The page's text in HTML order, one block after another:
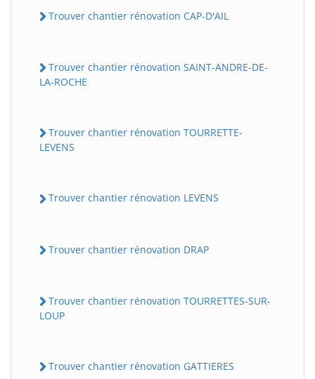
Trouver chantier rénovation CAP-D'AIL
Trouver chantier rénovation SAINT-ANDRE-DE-
LA-ROCHE
Trouver chantier rénovation TOURRETTE-
LEVENS
Trouver chantier rénovation LEVENS
Trouver chantier rénovation DRAP
Trouver chantier rénovation TOURRETTES-SUR-
LOUP
Trouver chantier rénovation GATTIERES